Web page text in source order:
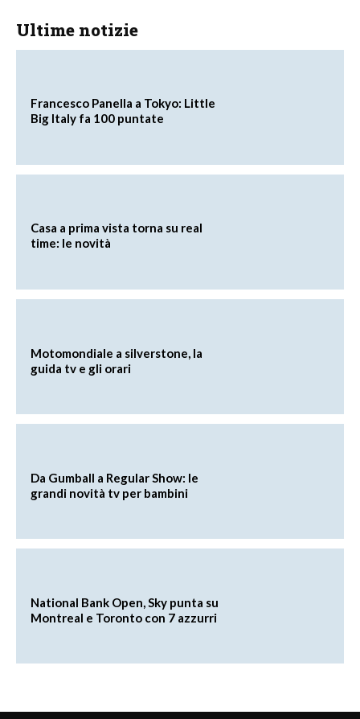
Ultime notizie
Francesco Panella a Tokyo: Little
Big Italy fa 100 puntate
Casa a prima vista torna su real
time: le novità
Motomondiale a silverstone, la
guida tv e gli orari
Da Gumball a Regular Show: le
grandi novità tv per bambini
National Bank Open, Sky punta su
Montreal e Toronto con 7 azzurri